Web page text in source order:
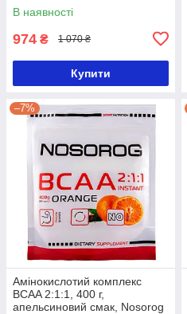
В наявності
974 ₴ 1 070 ₴
Купити
–7%
Амінокислотий комплекс
BCAA 2:1:1, 400 г,
апельсиновий смак, Nosorog